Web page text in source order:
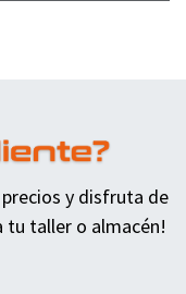
y disfruta de
tu taller o almacén!